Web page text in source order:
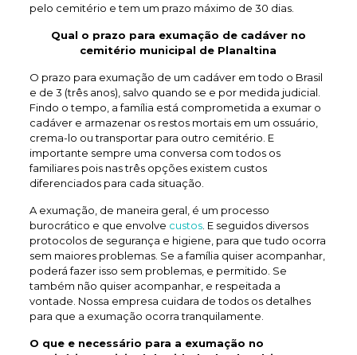
pelo cemitério e tem um prazo máximo de 30 dias.
Qual o prazo para exumação de cadáver no
cemitério municipal de Planaltina
O prazo para exumação de um cadáver em todo o Brasil
e de 3 (três anos), salvo quando se e por medida judicial.
Findo o tempo, a família está comprometida a exumar o
cadáver e armazenar os restos mortais em um ossuário,
crema-lo ou transportar para outro cemitério. E
importante sempre uma conversa com todos os
familiares pois nas três opções existem custos
diferenciados para cada situação.
A exumação, de maneira geral, é um processo
burocrático e que envolve custos. E seguidos diversos
protocolos de segurança e higiene, para que tudo ocorra
sem maiores problemas. Se a família quiser acompanhar,
poderá fazer isso sem problemas, e permitido. Se
também não quiser acompanhar, e respeitada a
vontade. Nossa empresa cuidara de todos os detalhes
para que a exumação ocorra tranquilamente.
O que e necessário para a exumação no